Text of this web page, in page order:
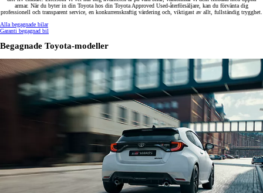
armar. När du byter in din Toyota hos din Toyota Approved Used-återförsäljare, kan du förvänta dig
professionell och transparent service, en konkurrenskraftig värdering och, viktigast av allt, fullständig trygghet.
Alla begagnade bilar
Garanti begagnad bil
Begagnade Toyota-modeller